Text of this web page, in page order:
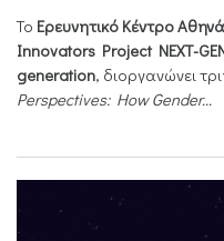
Το Ερευνητικό Κέντρο Αθηνά
Innovators Project NEXT-
generation, διοργανώνει
Perspectives: How Gender...